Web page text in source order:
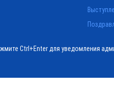
Ctrl+Enter для уведомления